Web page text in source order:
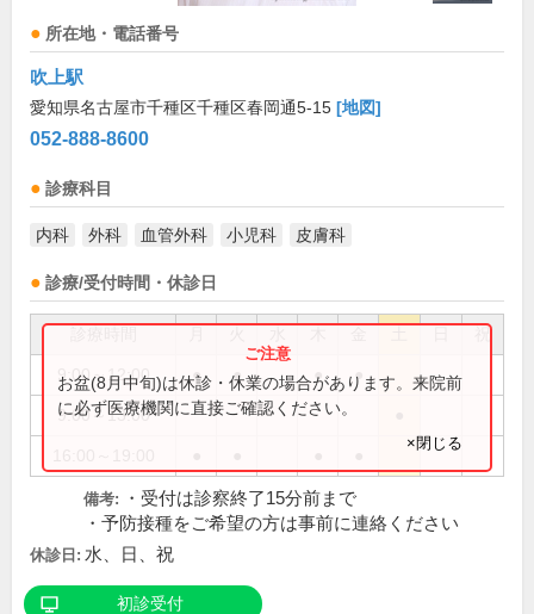
所在地・電話番号
吹上駅
愛知県名古屋市千種区千種区春岡通5-15 [地図]
052-888-8600
診療科目
内科 外科 血管外科 小児科 皮膚科
診療/受付時間・休診日
祝
9:00～12:00 ● ● ● ●
9:00～13:00
お盆(8月中旬)は休診・休業の場合があります。来院前
に必ず医療機関に直接ご確認ください。
×閉じる
備考:
・受付は診察終了15分前まで
・予防接種をご希望の方は事前に連絡ください
休診日: 水、日、祝
初診受付